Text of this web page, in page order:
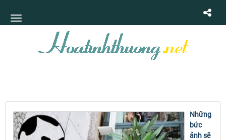
Những
bức
ảnh sẽ